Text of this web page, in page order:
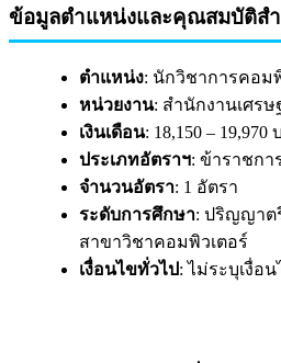
ข้อมูลตำแหน่งและคุณสมบัติส
ตำแหน่ง: นักวิชาการคอม
หน่วยงาน: สำนักงานเศรษ
เงินเดือน: 18,150 – 19,970
ประเภทอัตราฯ: ข้าราชกา
จำนวนอัตรา: 1 อัตรา
ระดับการศึกษา: ปริญญาต
สาขาวิชาคอมพิวเตอร์
เงื่อนไขทั่วไป: ไม่ระบุเงื่อ